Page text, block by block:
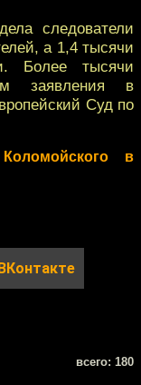
следователи
а 1,4 тысячи
Более тысячи
заявления в
Суд по
в
всего: 180